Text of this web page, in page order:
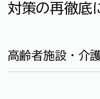
対策の再徹底
高齢者施設・介